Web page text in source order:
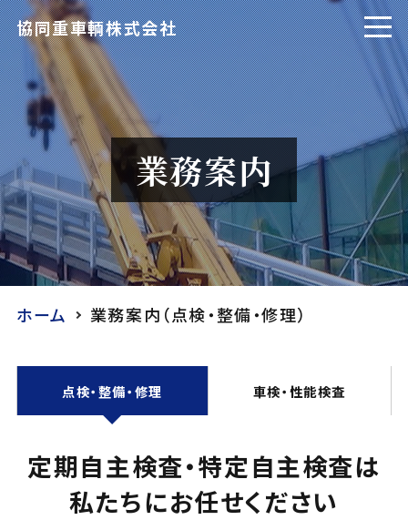
協同重車輌株式会社
ホーム
当社の特徴
業務案内
点検・整備・修理 車検・性能検査
会社案内
採用情報
業務案内
ホーム 業務案内（点検・整備・修理）
点検・整備・修理 車検・性能検査
定期自主検査・特定自主検査は
私たちにお任せください